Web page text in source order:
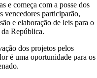
e começa com a posse dos
vencedores participarão,
e elaboração de leis para o
da República.
dos projetos pelos
é uma oportunidade para os